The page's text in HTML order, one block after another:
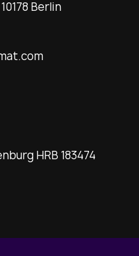
Berlin
HRB 183474